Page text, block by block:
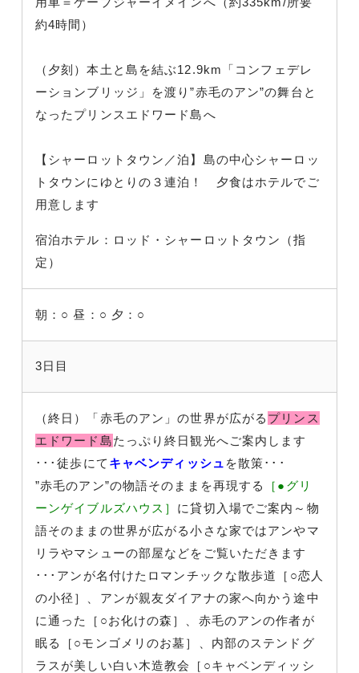
約4時間）
（夕刻）本土と島を結ぶ12.9km「コンフェデレ
ーションブリッジ」を渡り”赤毛のアン”の舞台と
なったプリンスエドワード島へ
【シャーロットタウン／泊】島の中心シャーロッ
トタウンにゆとりの３連泊！ 夕食はホテルでご
用意します
宿泊ホテル：ロッド・シャーロットタウン（指
定）
朝：○ 昼：○ 夕：○
3日目
（終日）「赤毛のアン」の世界が広がる プリンス
エドワード島たっぷり終日観光へご案内します
･･･徒歩にて キャベンディッシュ を散策･･･
”赤毛のアン”の物語そのままを再現する
［●グリ
ーンゲイブルズハウス］ に貸切入場でご案内～物
語そのままの世界が広がる小さな家ではアンやマ
リラやマシューの部屋などをご覧いただきます
･･･アンが名付けたロマンチックな散歩道［○恋人
の小径］、アンが親友ダイアナの家へ向かう途中
に通った［○お化けの森］、赤毛のアンの作者が
眠る［○モンゴメリのお墓］、内部のステンドグ
ラスが美しい白い木造教会［○キャベンディッシ